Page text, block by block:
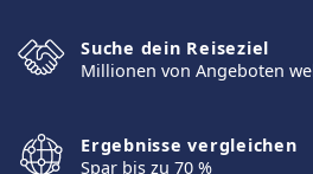
Suche dein Reiseziel
Millionen von Angeboten
Ergebnisse vergleichen
Spar bis zu 70 %